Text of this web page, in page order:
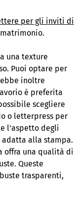
per gli inviti di
una texture
Puoi optare per
inoltre
è preferita
scegliere
o letterpress per
l'aspetto degli
adatta alla stampa.
offra una qualità di
Queste
trasparenti,